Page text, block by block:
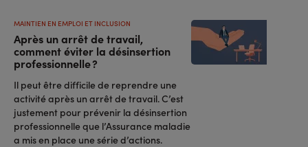
Après un arrêt de travail,
comment éviter la désinsertion
professionnelle ?
MAINTIEN EN EMPLOI ET INCLUSION
Il peut être difficile de reprendre une
activité après un arrêt de travail. C’est
justement pour prévenir la désinsertion
professionnelle que l’Assurance maladie
a mis en place une série d’actions.